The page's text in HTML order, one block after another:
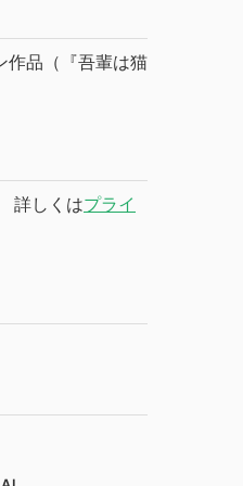
作品（『吾輩は猫
詳しくはプライ